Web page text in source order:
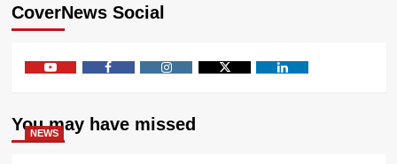
CoverNews Social
You may have missed
NEWS